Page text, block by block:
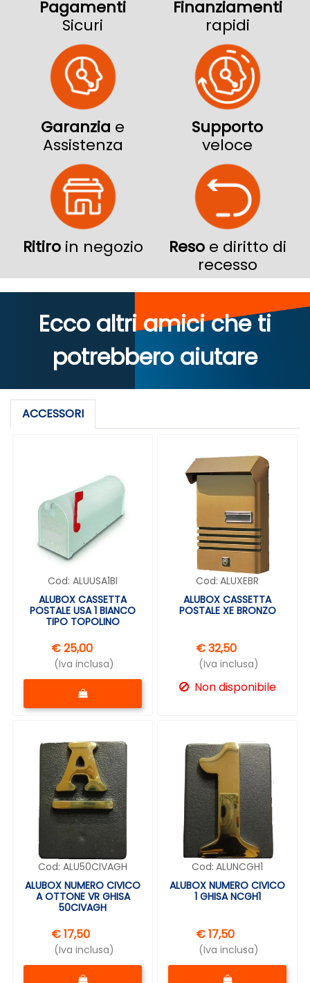
Pagamenti
Sicuri
Finanziamenti
rapidi
Garanzia e
Assistenza
Supporto
veloce
Ritiro in negozio Resoe diritto di
recesso
Ecco altri amici che ti
potrebbero aiutare
ACCESSORI
Cod: ALUUSA1BI
ALUBOX CASSETTA
POSTALE USA 1 BIANCO
TIPO TOPOLINO
€ 25,00
(Iva inclusa)
Quantità
Cod: ALUXEBR
ALUBOX CASSETTA
POSTALE XE BRONZO
€ 32,50
(Iva inclusa)
Non disponibile
Cod: ALU50CIVAGH
ALUBOX NUMERO CIVICO
A OTTONE VR GHISA
50CIVAGH
€ 17,50
(Iva inclusa)
Quantità
Cod: ALUNCGH1
ALUBOX NUMERO CIVICO
1 GHISA NCGH1
€ 17,50
(Iva inclusa)
Quantità